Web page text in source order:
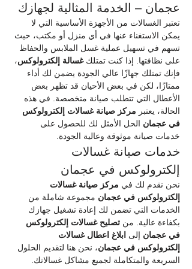
عجمان – الخدمة المثالية لجهازك
تعتبر الغسالات من الأجهزة الأساسية التي لا
يمكن الاستغناء عنها في أي منزل أو مكتب، حيث
تسهم في تسهيل عملية غسل الملابس والحفاظ
على نظافتها. إذا كنت تمتلك غسالة إلكترولوكس،
فإنك تمتلك جهازًا عالي الجودة يضمن لك أداء
ممتازًا، لكن في بعض الأحيان قد تظهر بعض
الأعطال التي تتطلب صيانة متخصصة. في هذه
الحالة، يعتبر مركز صيانة غسالات إلكترولوكس
في عجمان الحل الأمثل لك للحصول على
خدمات صيانة موثوقة وعالية الجودة.
خدمات صيانة غسالات
إلكترولوكس في عجمان
نحن نقدم لك في مركز صيانة غسالات
إلكترولوكس في عجمان مجموعة شاملة من
الخدمات التي تضمن لك إعادة تشغيل جهازك
بكفاءة عالية. من تصليح غسالات إلكترولوكس
في عجمان إلى ابلاغ اعطال غسالات
إلكترولوكس في عجمان، نحن هنا لتقديم الحلول
السريعة والمتكاملة لجميع مشاكل غسالاتك.